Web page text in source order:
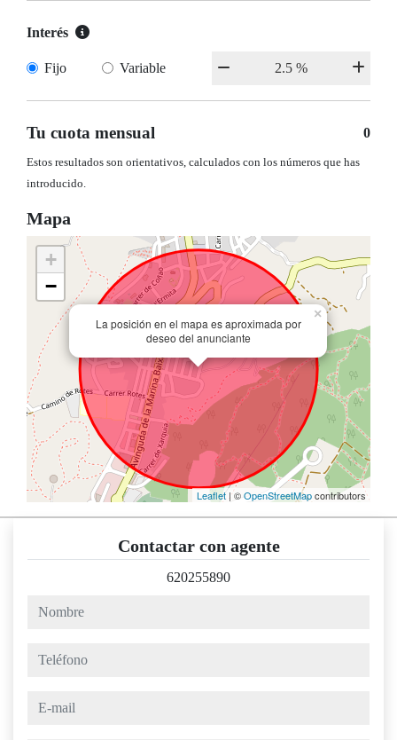
Interés
Fijo Variable
Tu cuota mensual 0
Estos resultados son orientativos, calculados con los números que has
introducido.
Mapa
La posición en el mapa es aproximada por
deseo del anunciante
×
+
−
Leaflet| ©OpenStreetMapcontributors
Contactar con agente
620255890
nombre
teléfono
e-mail